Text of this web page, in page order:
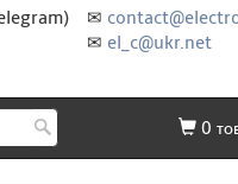
✉
✉ el_c@ukr.net
0